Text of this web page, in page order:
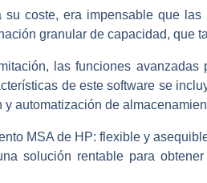
coste, era impensable que
granular de capacidad, que
las funciones
de este software se
automatización de
MSA de HP: flexible y
solución rentable para